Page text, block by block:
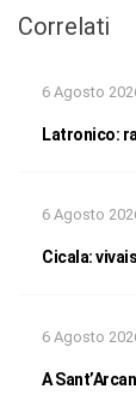
Correlati
6 Agosto
Latronico:
6 Agosto
Cicala:
6 Agosto
A